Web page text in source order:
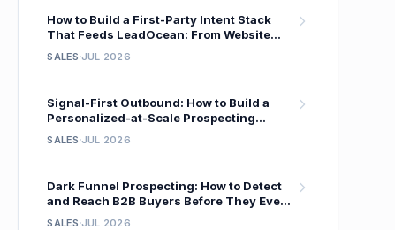
How to Build a First-Party Intent Stack
That Feeds LeadOcean: From Website
Workflow
SALES JUL 2026
Signal-First Outbound: How to Build a
Personalized-at-Scale Prospecting
SALES JUL 2026
Dark Funnel Prospecting: How to Detect
and Reach B2B Buyers Before They Ever
SALES JUL 2026